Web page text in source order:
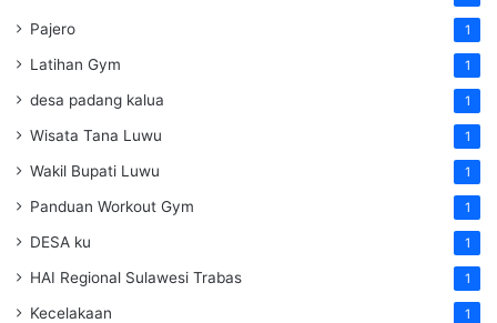
Pajero 1
Latihan Gym 1
desa padang kalua 1
Wisata Tana Luwu 1
Wakil Bupati Luwu 1
Panduan Workout Gym 1
DESA ku 1
HAI Regional Sulawesi Trabas 1
Kecelakaan 1